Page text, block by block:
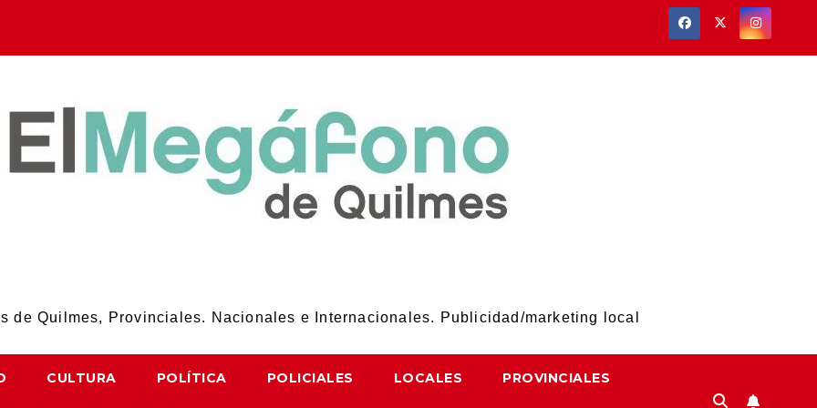
de Quilmes, Provinciales. Nacionales e Internacionales. Publicidad/marketing local
CULTURA POLÍTICA POLICIALES LOCALES PROVINCIALES